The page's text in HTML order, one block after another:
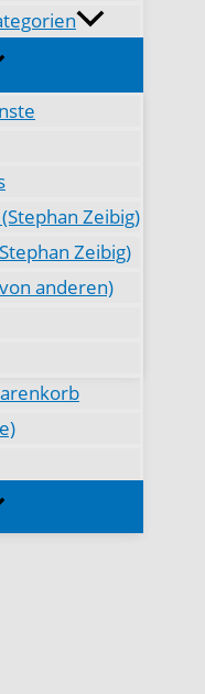
Zeibig)
Zeibig)
anderen)